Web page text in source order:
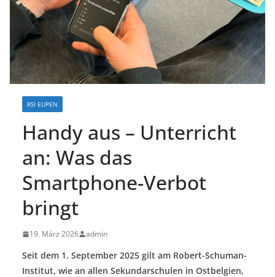
RSI EUPEN
Handy aus – Unterricht
an: Was das
Smartphone-Verbot
bringt
19. März 2026 admin
Seit dem 1. September 2025 gilt am Robert-Schuman-
Institut, wie an allen Sekundarschulen in Ostbelgien,